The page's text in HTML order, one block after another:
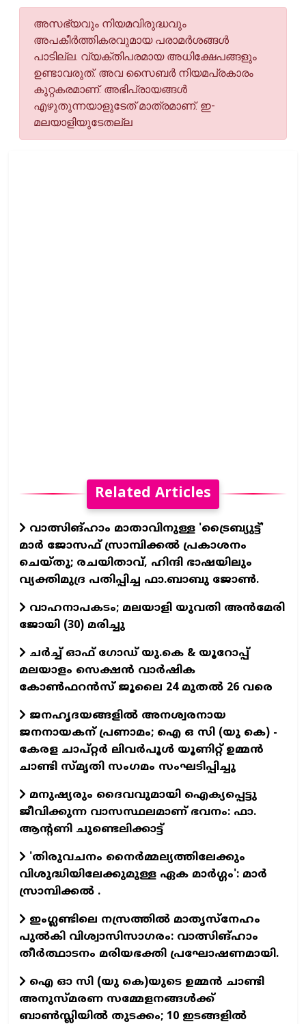
അസഭ്യവും നിയമവിരുദ്ധവും
അപകീര്‍ത്തികരവുമായ പരാമര്‍ശങ്ങള്‍
പാടില്ല. വ്യക്തിപരമായ അധിക്ഷേപങ്ങളും
ഉണ്ടാവരുത്. അവ സൈബര്‍ നിയമപ്രകാരം
കുറ്റകരമാണ്. അഭിപ്രായങ്ങള്‍
എഴുതുന്നയാളുടേത് മാത്രമാണ്. ഇ-
മലയാളിയുടേതല്ല
Related Articles
വാത്സിങ്ഹാം മാതാവിനുള്ള 'ട്രൈബ്യുട്ട്'
മാര്‍ ജോസഫ് സ്രാമ്പിക്കല്‍ പ്രകാശനം
ചെയ്തു; രചയിതാവ്, ഹിന്ദി ഭാഷയിലും
വ്യക്തിമുദ്ര പതിപ്പിച്ച ഫാ.ബാബു ജോണ്‍.
വാഹനാപകടം; മലയാളി യുവതി അൻമേരി
ജോയി (30) മരിച്ചു
ചർച്ച് ഓഫ് ഗോഡ് യു.കെ & യൂറോപ്പ്
മലയാളം സെക്ഷൻ വാർഷിക
കോൺഫറൻസ് ജൂലൈ 24 മുതൽ 26 വരെ
ജനഹൃദയങ്ങളില്‍ അനശ്വരനായ
ജനനായകന് പ്രണാമം; ഐ ഒ സി (യു കെ) -
കേരള ചാപ്റ്റര്‍ ലിവര്‍പൂള്‍ യൂണിറ്റ് ഉമ്മന്‍
ചാണ്ടി സ്മൃതി സംഗമം സംഘടിപ്പിച്ചു
മനുഷ്യരും ദൈവവുമായി ഐക്യപ്പെട്ടു
ജീവിക്കുന്ന വാസസ്ഥലമാണ് ഭവനം: ഫാ.
ആന്റണി ചുണ്ടെലിക്കാട്ട്
'തിരുവചനം നൈര്‍മ്മല്യത്തിലേക്കും
വിശുദ്ധിയിലേക്കുമുള്ള ഏക മാര്‍ഗ്ഗം': മാര്‍
സ്രാമ്പിക്കല്‍ .
ഇംഗ്ലണ്ടിലെ നസ്രത്തില്‍ മാതൃസ്‌നേഹം
പുല്‍കി വിശ്വാസിസാഗരം: വാത്സിങ്ഹാം
തീര്‍ത്ഥാടനം മരിയഭക്തി പ്രഘോഷണമായി.
ഐ ഓ സി (യു കെ)യുടെ ഉമ്മന്‍ ചാണ്ടി
അനുസ്മരണ സമ്മേളനങ്ങള്‍ക്ക്
ബാണ്‍സ്ലിയില്‍ തുടക്കം; 10 ഇടങ്ങളില്‍